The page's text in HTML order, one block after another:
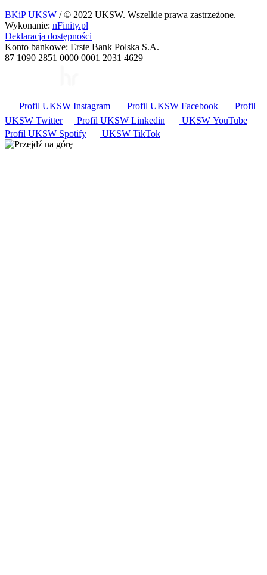
BKiP UKSW / © 2022 UKSW. Wszelkie prawa zastrzeżone.
Wykonanie: nFinity.pl
Deklaracja dostępności
Konto bankowe: Erste Bank Polska S.A.
87 1090 2851 0000 0001 2031 4629
Profil UKSW Instagram Profil UKSW Facebook
Profil
UKSW Twitter Profil UKSW Linkedin UKSW YouTube
Profil UKSW Spotify UKSW TikTok